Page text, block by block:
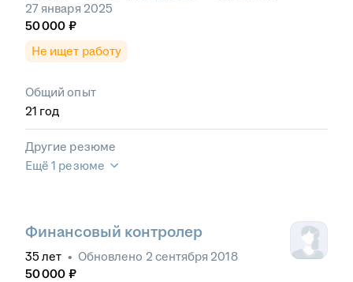
27 января 2025
50 000 ₽
Не ищет работу
Общий опыт
21 год
Другие резюме
Ещё 1 резюме
Финансовый контролер
35 лет • Обновлено 2 сентября 2018
50 000 ₽